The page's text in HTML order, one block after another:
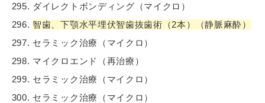
ダイレクトボンディング（マイクロ）
智歯、下顎水平埋伏智歯抜歯術（2本）（静脈麻酔）
セラミック治療（マイクロ）
マイクロエンド（再治療）
セラミック治療（マイクロ）
セラミック治療（マイクロ）